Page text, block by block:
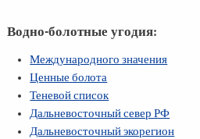
Водно-болотные угодия:
Международного значения
Ценные болота
Теневой список
Дальневосточный север РФ
Дальневосточный экорегион